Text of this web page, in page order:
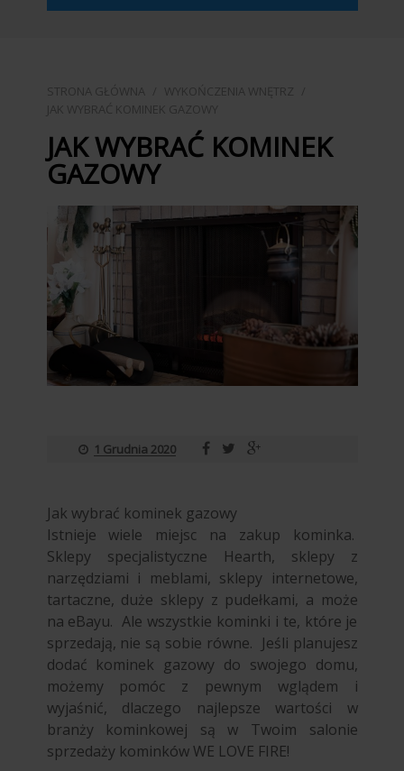
STRONA GŁÓWNA WYKOŃCZENIA WNĘTRZ
JAK WYBRAĆ KOMINEK GAZOWY
JAK WYBRAĆ KOMINEK
GAZOWY
1 Grudnia 2020
Jak wybrać kominek gazowy
Istnieje wiele miejsc na zakup kominka.
Sklepy specjalistyczne Hearth, sklepy z
narzędziami i meblami, sklepy internetowe,
tartaczne, duże sklepy z pudełkami, a może
na eBayu. Ale wszystkie kominki i te, które je
sprzedają, nie są sobie równe. Jeśli planujesz
dodać kominek gazowy do swojego domu,
możemy pomóc z pewnym wglądem i
wyjaśnić, dlaczego najlepsze wartości w
branży kominkowej są w Twoim salonie
sprzedaży kominków WE LOVE FIRE!